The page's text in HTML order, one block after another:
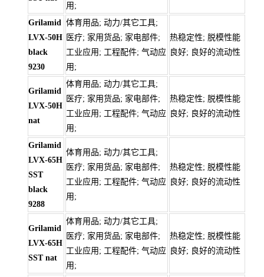
用;
Grilamid
LVX-50H
black
9230
体育用品; 动力/其它工具;
医疗; 家用货品; 家电部件;
工业应用; 工程配件; 气动应
用;
热稳定性; 脱模性能
良好; 良好的流动性
Grilamid
LVX-50H
nat
体育用品; 动力/其它工具;
医疗; 家用货品; 家电部件;
工业应用; 工程配件; 气动应
用;
热稳定性; 脱模性能
良好; 良好的流动性
Grilamid
LVX-65H
SST
black
9288
体育用品; 动力/其它工具;
医疗; 家用货品; 家电部件;
工业应用; 工程配件; 气动应
用;
热稳定性; 脱模性能
良好; 良好的流动性
Grilamid
LVX-65H
SST nat
体育用品; 动力/其它工具;
医疗; 家用货品; 家电部件;
工业应用; 工程配件; 气动应
用;
热稳定性; 脱模性能
良好; 良好的流动性